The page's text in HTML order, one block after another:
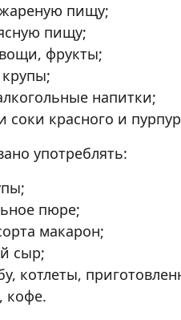
пищу;
пищу;
фрукты;
напитки;
соки красного и
употреблять:
пюре;
макарон;
сыр;
котлеты,
кофе.